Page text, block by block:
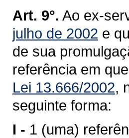
Art. 9°. Ao ex-
julho de 2002 e
de sua
referência em
Lei 13.666/2002,
seguinte forma:
I - 1 (uma)